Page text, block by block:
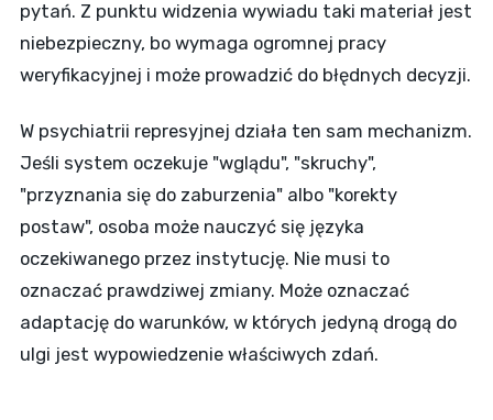
pytań. Z punktu widzenia wywiadu taki materiał jest
niebezpieczny, bo wymaga ogromnej pracy
weryfikacyjnej i może prowadzić do błędnych decyzji.
W psychiatrii represyjnej działa ten sam mechanizm.
Jeśli system oczekuje "wglądu", "skruchy",
"przyznania się do zaburzenia" albo "korekty
postaw", osoba może nauczyć się języka
oczekiwanego przez instytucję. Nie musi to
oznaczać prawdziwej zmiany. Może oznaczać
adaptację do warunków, w których jedyną drogą do
ulgi jest wypowiedzenie właściwych zdań.